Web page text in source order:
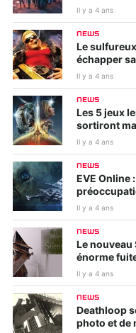
Il y a 4 ans
NEWS
Le
échapper
Il y a 4 ans
NEWS
Les 5 jeux
sortiront
Il y a 4 ans
NEWS
EVE
Il y a 4 ans
NEWS
Le
énorme
Il y a 4 ans
NEWS
Deathloop
photo et de